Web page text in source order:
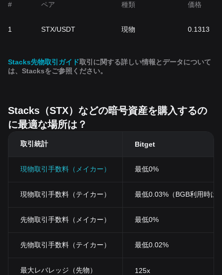
# ペア 種類 価格
1 STX/USDT 現物 0.1313
Stacks先物取引ガイド取引に関する詳しい情報とデータについて
は、Stacksをご参照ください。
Stacks（STX）などの暗号資産を購入するの
に最適な場所は？
取引統計 Bitget
現物取引手数料（メイカー） 最低0%
現物取引手数料（テイカー） 最低0.03%（BGB利用時は
先物取引手数料（メイカー） 最低0%
先物取引手数料（テイカー） 最低0.02%
最大レバレッジ（先物） 125x